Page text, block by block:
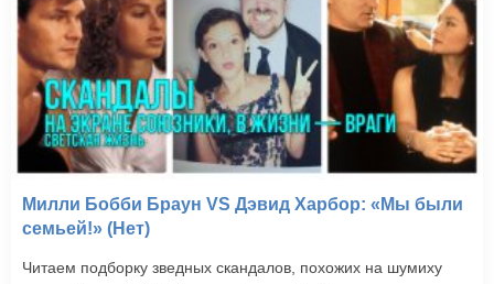
Милли Бобби Браун VS Дэвид Харбор: «Мы были
семьей!» (Нет)
Читаем подборку зведных скандалов, похожих на шумиху